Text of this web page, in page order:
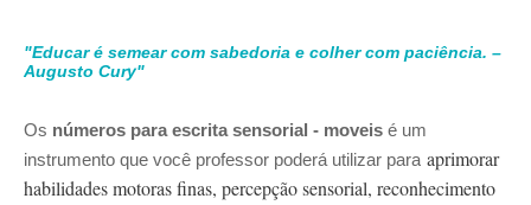
"Educar é semear com sabedoria e colher com paciência. –
Augusto Cury"
Os números para escrita sensorial - moveis é um
instrumento que você professor poderá utilizar para aprimorar
habilidades motoras finas, percepção sensorial, reconhecimento